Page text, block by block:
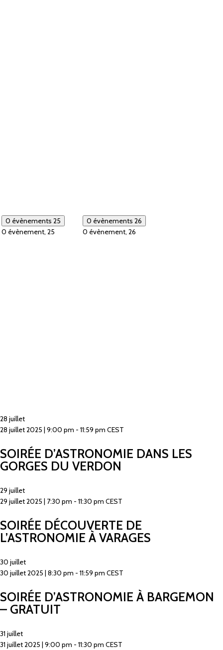
0 évènements 25
0 évènement, 25
0 évènements 26
0 évènement, 26
28 juillet
28 juillet 2025 | 9:00 pm - 11:59 pm CEST
SOIRÉE D’ASTRONOMIE DANS LES
GORGES DU VERDON
29 juillet
29 juillet 2025 | 7:30 pm - 11:30 pm CEST
SOIRÉE DÉCOUVERTE DE
L’ASTRONOMIE À VARAGES
30 juillet
30 juillet 2025 | 8:30 pm - 11:59 pm CEST
SOIRÉE D’ASTRONOMIE À BARGEMON
– GRATUIT
31 juillet
31 juillet 2025 | 9:00 pm - 11:30 pm CEST